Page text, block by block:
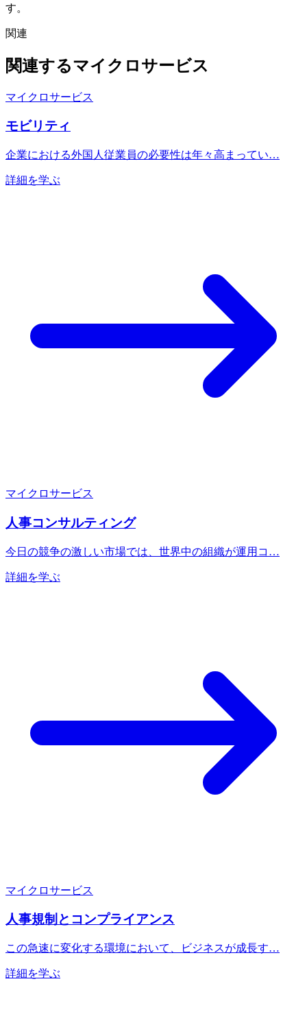
す。
関連
関連するマイクロサービス
マイクロサービス
モビリティ
企業における外国人従業員の必要性は年々高まってい…
詳細を学ぶ
マイクロサービス
人事コンサルティング
今日の競争の激しい市場では、世界中の組織が運用コ…
詳細を学ぶ
マイクロサービス
人事規制とコンプライアンス
この急速に変化する環境において、ビジネスが成長す…
詳細を学ぶ